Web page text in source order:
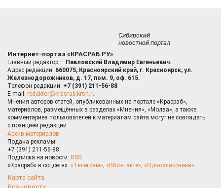
Сибирский
новостной портал
Интернет-портал «КРАСРАБ.РУ»
Главный редактор — Павловский Владимир Евгеньевич.
Адрес редакции: 660075, Красноярский край, г. Красноярск, ул.
Железнодорожников, д. 17, пом. 9, оф. 615.
Телефон редакции: +7 (391) 211-56-88
E-mail: redaktor@krasrab.krsn.ru
Мнения авторов статей, опубликованных на портале «Красраб»,
материалов, размещённых в разделах «Мнения», «Молва», а также
комментариев пользователей к материалам сайта могут не совпадать
с позицией редакции.
Архив материалов
Подача рекламы:
+7 (391) 211-56-88
Подписка на новости: RSS
«Красраб» в соцсетях: «Телеграм», «ВКонтакте», «Одноклассники»
Карта сайта